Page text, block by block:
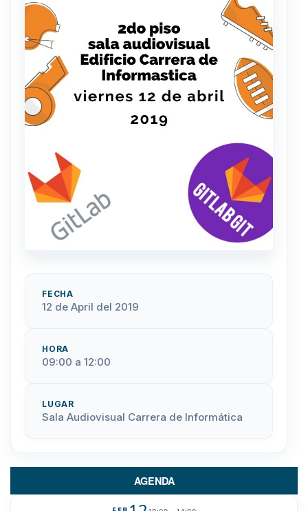
FECHA
12 de April del 2019
HORA
09:00 a 12:00
LUGAR
Sala Audiovisual Carrera de Informática
AGENDA